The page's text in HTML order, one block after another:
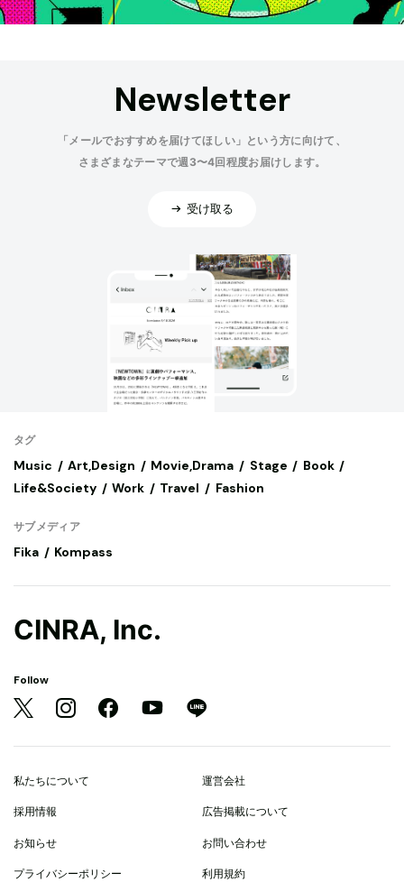
Newsletter
「メールでおすすめを届けてほしい」という方に向けて、
さまざまなテーマで週3〜4回程度お届けします。
受け取る
タグ
Music Art,Design Movie,Drama Stage
Book
Life&Society
Work Travel Fashion
サブメディア
Fika Kompass
CINRA, Inc.
Follow
私たちについて 運営会社
採用情報 広告掲載について
お知らせ お問い合わせ
プライバシーポリシー 利用規約